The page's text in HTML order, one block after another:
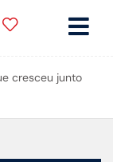
cresceu junto